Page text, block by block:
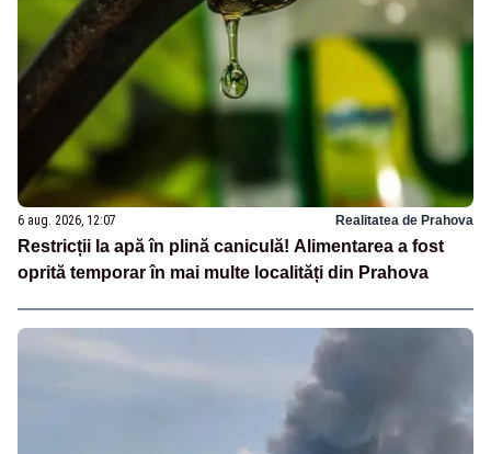
6 aug. 2026, 12:07 Realitatea de Prahova
Restricții la apă în plină caniculă! Alimentarea a fost
oprită temporar în mai multe localități din Prahova